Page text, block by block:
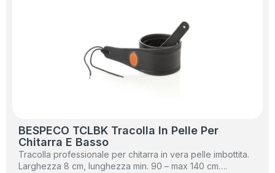
BESPECO TCLBK Tracolla In Pelle Per
Chitarra E Basso
Tracolla professionale per chitarra in vera pelle imbottita.
Larghezza 8 cm, lunghezza min. 90 – max 140 cm….